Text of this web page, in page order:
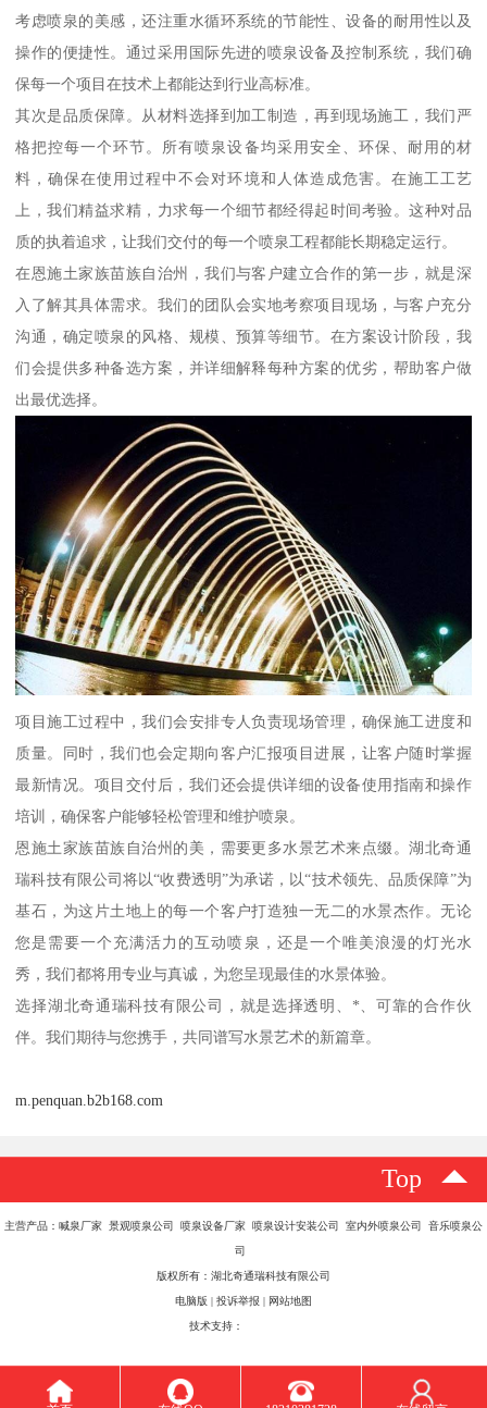
考虑喷泉的美感，还注重水循环系统的节能性、设备的耐用性以及
操作的便捷性。通过采用国际先进的喷泉设备及控制系统，我们确
保每一个项目在技术上都能达到行业高标准。
其次是品质保障。从材料选择到加工制造，再到现场施工，我们严
格把控每一个环节。所有喷泉设备均采用安全、环保、耐用的材
料，确保在使用过程中不会对环境和人体造成危害。在施工工艺
上，我们精益求精，力求每一个细节都经得起时间考验。这种对品
质的执着追求，让我们交付的每一个喷泉工程都能长期稳定运行。
在恩施土家族苗族自治州，我们与客户建立合作的第一步，就是深
入了解其具体需求。我们的团队会实地考察项目现场，与客户充分
沟通，确定喷泉的风格、规模、预算等细节。在方案设计阶段，我
们会提供多种备选方案，并详细解释每种方案的优劣，帮助客户做
出最优选择。
项目施工过程中，我们会安排专人负责现场管理，确保施工进度和
质量。同时，我们也会定期向客户汇报项目进展，让客户随时掌握
最新情况。项目交付后，我们还会提供详细的设备使用指南和操作
培训，确保客户能够轻松管理和维护喷泉。
恩施土家族苗族自治州的美，需要更多水景艺术来点缀。湖北奇通
瑞科技有限公司将以“收费透明”为承诺，以“技术领先、品质保障”为
基石，为这片土地上的每一个客户打造独一无二的水景杰作。无论
您是需要一个充满活力的互动喷泉，还是一个唯美浪漫的灯光水
秀，我们都将用专业与真诚，为您呈现最佳的水景体验。
选择湖北奇通瑞科技有限公司，就是选择透明、*、可靠的合作伙
伴。我们期待与您携手，共同谱写水景艺术的新篇章。
m.penquan.b2b168.com
Top
主营产品：喊泉厂家 景观喷泉公司 喷泉设备厂家 喷泉设计安装公司 室内外喷泉公司 音乐喷泉公
司
版权所有：湖北奇通瑞科技有限公司
电脑版 | 投诉举报 | 网站地图
技术支持：